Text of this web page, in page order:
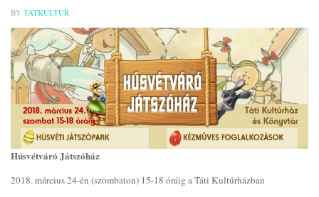
BY TATKULTUR
Húsvétváró Játszóház
2018. március 24-én (szombaton) 15-18 óráig a Táti Kultúrházban